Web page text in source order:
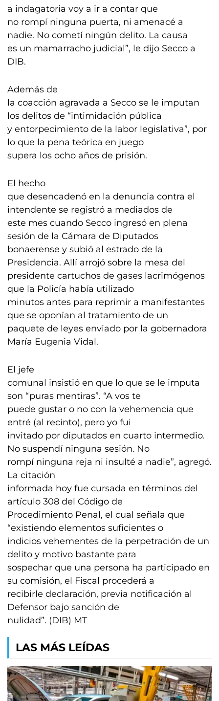
a indagatoria voy a ir a contar que
no rompí ninguna puerta, ni amenacé a
nadie. No cometí ningún delito. La causa
es un mamarracho judicial”, le dijo Secco a
DIB.
Además de
la coacción agravada a Secco se le imputan
los delitos de “intimidación pública
y entorpecimiento de la labor legislativa”, por
lo que la pena teórica en juego
supera los ocho años de prisión.
El hecho
que desencadenó en la denuncia contra el
intendente se registró a mediados de
este mes cuando Secco ingresó en plena
sesión de la Cámara de Diputados
bonaerense y subió al estrado de la
Presidencia. Allí arrojó sobre la mesa del
presidente cartuchos de gases lacrimógenos
que la Policía había utilizado
minutos antes para reprimir a manifestantes
que se oponían al tratamiento de un
paquete de leyes enviado por la gobernadora
María Eugenia Vidal.
El jefe
comunal insistió en que lo que se le imputa
son “puras mentiras”. “A vos te
puede gustar o no con la vehemencia que
entré (al recinto), pero yo fui
invitado por diputados en cuarto intermedio.
No suspendí ninguna sesión. No
rompí ninguna reja ni insulté a nadie”, agregó.
La citación
informada hoy fue cursada en términos del
artículo 308 del Código de
Procedimiento Penal, el cual señala que
“existiendo elementos suficientes o
indicios vehementes de la perpetración de un
delito y motivo bastante para
sospechar que una persona ha participado en
su comisión, el Fiscal procederá a
recibirle declaración, previa notificación al
Defensor bajo sanción de
nulidad”. (DIB) MT
LAS MÁS LEÍDAS